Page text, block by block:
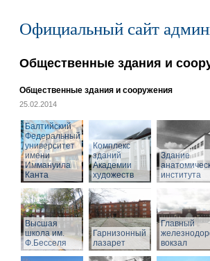
Официальный сайт
Общественные здания и
Общественные здания и сооружения
25.02.2014
Балтийский
Федеральный
университет
имени
Иммануила
Канта
Комплекс
зданий
Академии
художеств
Здание
института
Высшая
школа им.
Ф.Бесселя
Гарнизонный
лазарет
Главный
вокзал